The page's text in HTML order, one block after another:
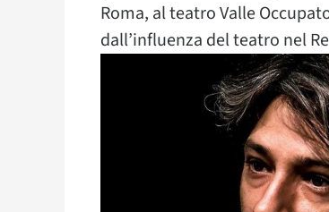
Roma, al teatro Valle
dall’influenza del teatro nel